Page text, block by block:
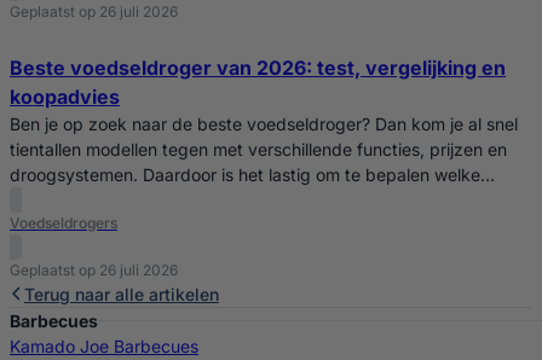
Geplaatst op 26 juli 2026
Beste voedseldroger van 2026: test, vergelijking en
koopadvies
Ben je op zoek naar de beste voedseldroger? Dan kom je al snel
tientallen modellen tegen met verschillende functies, prijzen en
droogsystemen. Daardoor is het lastig om te bepalen welke
lees je waar je op moet letten bij het kiezen van een
Voedseldrogers
Geplaatst op 26 juli 2026
Terug naar alle artikelen
Barbecues
Kamado Joe Barbecues